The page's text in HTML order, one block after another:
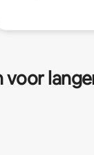
voor